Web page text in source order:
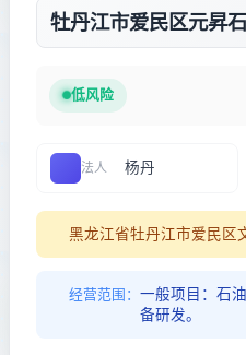
牡丹江市爱民区元昇
低风险
法人 杨丹
黑龙江省牡丹江市爱民区
经营范围： 一般项目：石
备研发。